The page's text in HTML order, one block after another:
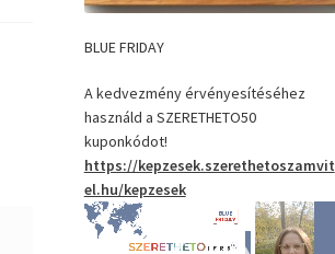
BLUE FRIDAY
A kedvezmény érvényesítéséhez
használd a SZERETHETO50
kuponkódot!
https://kepzesek.szerethetoszamvit
el.hu/kepzesek
Videólejátszó